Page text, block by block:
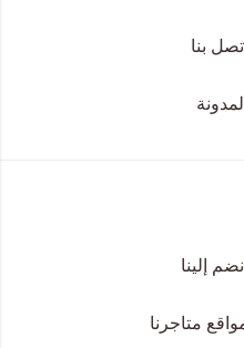
بنا
إلينا
متاجرنا